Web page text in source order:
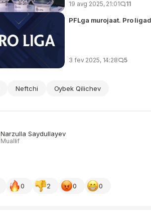
19 avg 2025, 21:01 11
PFLga murojaat. Pro
3 fev 2025, 14:28 5
Neftchi Oybek Qilichev
Narzulla Saydullayev
Muallif
0 2 0 0